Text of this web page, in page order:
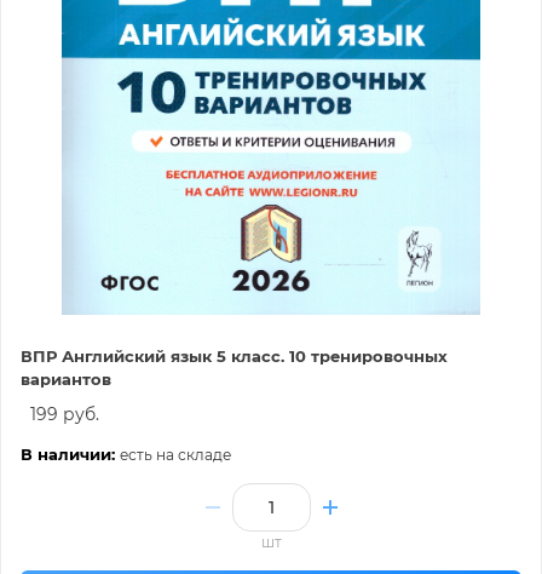
ВПР Английский язык 5 класс. 10 тренировочных
вариантов
199 руб.
В наличии: есть на складе
шт